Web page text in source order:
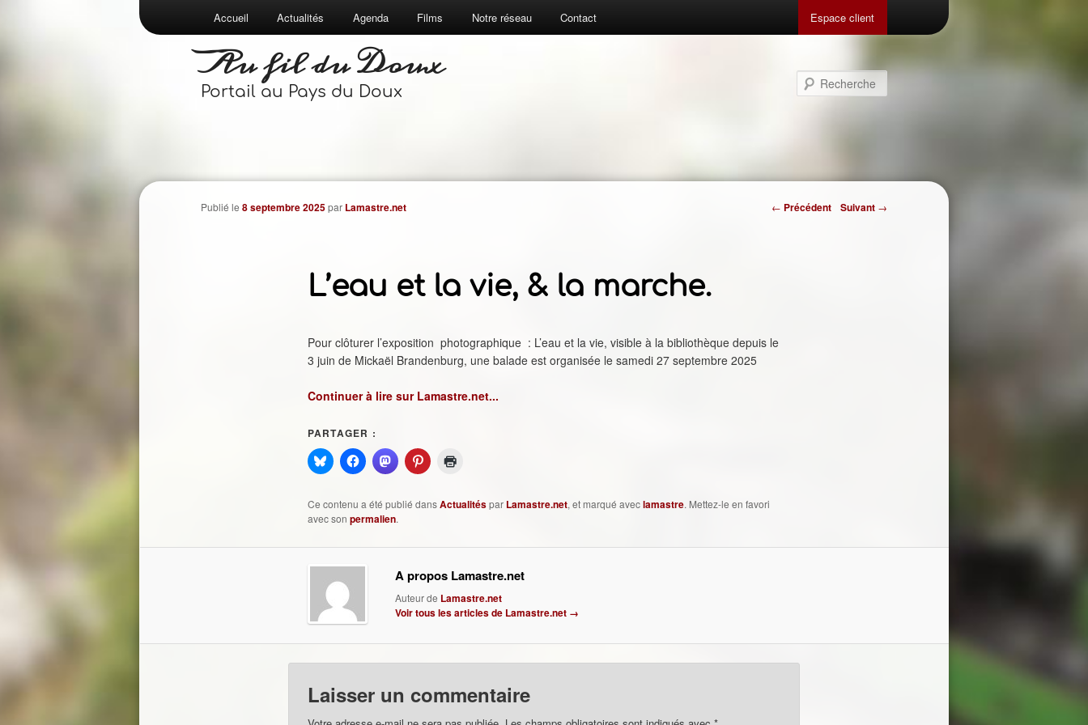
Au fil du Doux
Portail au Pays du Doux
Accueil Actualités Agenda Films Notre réseau Contact Espace client
Navigation
← Précédent Suivant →
L’eau et la vie, & la marche.
Publié le 8 septembre 2025par Lamastre.net
Pour clôturer l’exposition photographique : L’eau et la vie, visible à la bibliothèque depuis le
3 juin de Mickaël Brandenburg, une balade est organisée le samedi 27 septembre 2025
Continuer à lire sur Lamastre.net...
PARTAGER :
Ce contenu a été publié dansActualitéspar Lamastre.net, et marqué aveclamastre. Mettez-le en favori
avec son permalien.
A propos Lamastre.net
Auteur de Lamastre.net
Voir tous les articles de Lamastre.net →
Laisser un commentaire